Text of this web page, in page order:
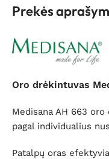
Prekės
Oro drėkintuvas
Medisana AH 663
pagal individualius
Patalpų oras